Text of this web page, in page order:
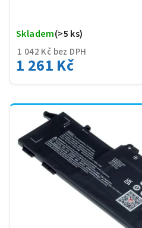
1 042 Kč bez DPH
1 261 Kč
Skladem(>5 ks)